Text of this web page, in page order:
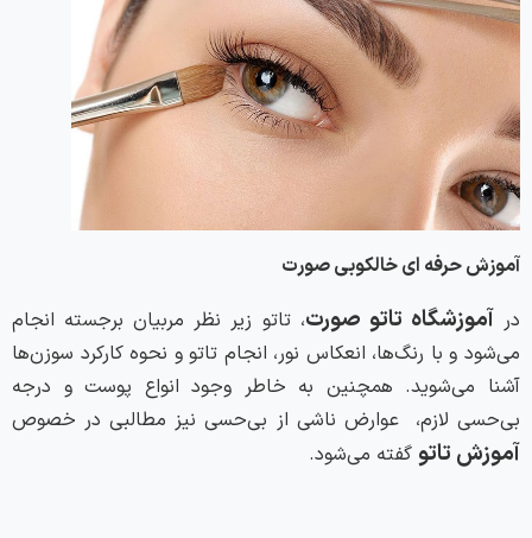
آموزش حرفه ای خالکوبی صورت
در آموزشگاه تاتو صورت، تاتو زیر نظر مربیان برجسته انجام
می‌شود و با رنگ‌ها، انعکاس نور، انجام تاتو و نحوه کارکرد سوزن‌ها
آشنا می‌شوید. همچنین به خاطر وجود انواع پوست و درجه
بی‌حسی لازم، عوارض ناشی از بی‌حسی نیز مطالبی در خصوص
آموزش تاتو گفته می‌شود.